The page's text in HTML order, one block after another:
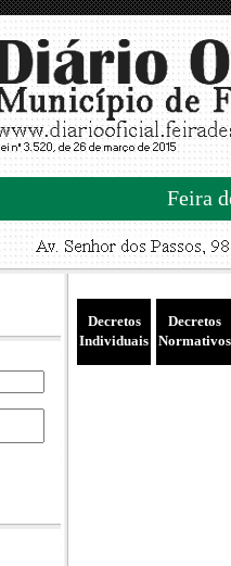
Feira
Decretos
Individuais
Decretos
Normativos